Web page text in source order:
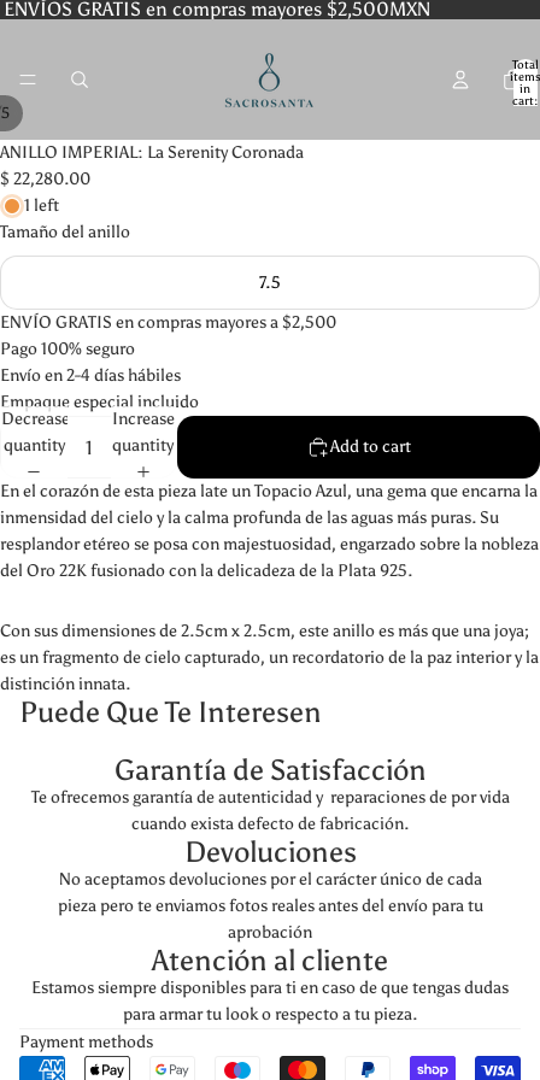
ENVÍOS GRATIS en compras mayores $2,500MXN
Total
items
in
cart:
5
ANILLO IMPERIAL: La Serenity Coronada
$ 22,280.00
1 left
Tamaño del anillo
7.5
ENVÍO GRATIS en compras mayores a $2,500
Pago 100% seguro
Envío en 2-4 días hábiles
Empaque especial incluido
Decrease
quantity
Increase
quantity
Add to cart
En el corazón de esta pieza late un Topacio Azul, una gema que encarna la
inmensidad del cielo y la calma profunda de las aguas más puras. Su
resplandor etéreo se posa con majestuosidad, engarzado sobre la nobleza
del Oro 22K fusionado con la delicadeza de la Plata 925.
Con sus dimensiones de 2.5cm x 2.5cm, este anillo es más que una joya;
es un fragmento de cielo capturado, un recordatorio de la paz interior y la
distinción innata.
Puede Que Te Interesen
Garantía de Satisfacción
Te ofrecemos garantía de autenticidad y reparaciones de por vida
cuando exista defecto de fabricación.
Devoluciones
No aceptamos devoluciones por el carácter único de cada
pieza pero te enviamos fotos reales antes del envío para tu
aprobación
Atención al cliente
Estamos siempre disponibles para ti en caso de que tengas dudas
para armar tu look o respecto a tu pieza.
Payment methods